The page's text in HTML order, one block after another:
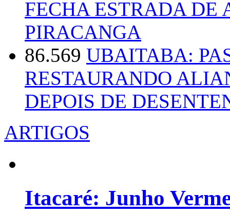
FECHA ESTRADA DE
PIRACANGA
86.569 UBAITABA:
RESTAURANDO
DEPOIS DE
ARTIGOS
Itacaré: Junho